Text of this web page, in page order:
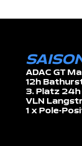
ADAC GT
12h
3. Platz 24h
VLN
1 x Pole-